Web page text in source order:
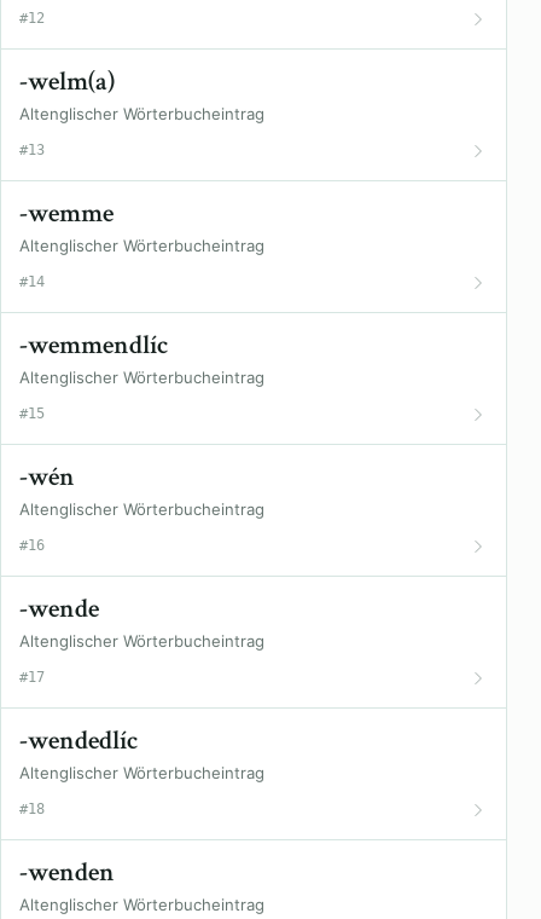
#12
-welm(a)
Altenglischer Wörterbucheintrag
#13
-wemme
Altenglischer Wörterbucheintrag
#14
-wemmendlíc
Altenglischer Wörterbucheintrag
#15
-wén
Altenglischer Wörterbucheintrag
#16
-wende
Altenglischer Wörterbucheintrag
#17
-wendedlíc
Altenglischer Wörterbucheintrag
#18
-wenden
Altenglischer Wörterbucheintrag